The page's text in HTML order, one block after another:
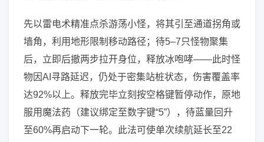
先以雷电术精准点杀游荡小怪，将其引至通道拐角或
墙角，利用地形限制移动路径；待5–7只怪物聚集
后，立即后撤两步拉开身位，释放冰咆哮——此时怪
物因AI寻路延迟，仍处于密集站桩状态，伤害覆盖率
达92%以上。释放完毕立刻按空格键暂停动作，原地
服用魔法药（建议绑定至数字键“5”），待蓝量回升
至60%再启动下一轮。此法可使单次续航延长至22